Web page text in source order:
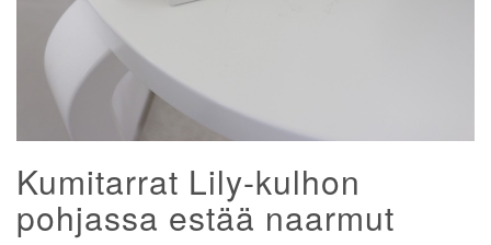
Kumitarrat Lily-kulhon
pohjassa estää naarmut